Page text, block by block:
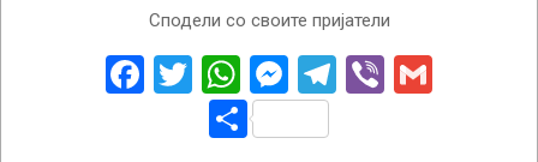
Сподели со своите пријатели
Facebook
Twitter
WhatsApp
Messenger
Telegram
Viber
Share